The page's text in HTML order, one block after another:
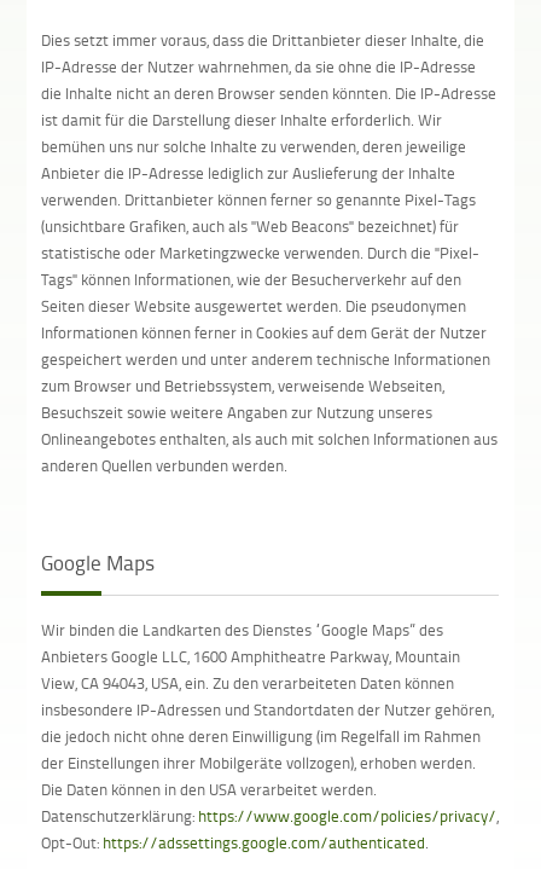
Dies setzt immer voraus, dass die Drittanbieter dieser Inhalte, die
IP-Adresse der Nutzer wahrnehmen, da sie ohne die IP-Adresse
die Inhalte nicht an deren Browser senden könnten. Die IP-Adresse
ist damit für die Darstellung dieser Inhalte erforderlich. Wir
bemühen uns nur solche Inhalte zu verwenden, deren jeweilige
Anbieter die IP-Adresse lediglich zur Auslieferung der Inhalte
verwenden. Drittanbieter können ferner so genannte Pixel-Tags
(unsichtbare Grafiken, auch als "Web Beacons" bezeichnet) für
statistische oder Marketingzwecke verwenden. Durch die "Pixel-
Tags" können Informationen, wie der Besucherverkehr auf den
Seiten dieser Website ausgewertet werden. Die pseudonymen
Informationen können ferner in Cookies auf dem Gerät der Nutzer
gespeichert werden und unter anderem technische Informationen
zum Browser und Betriebssystem, verweisende Webseiten,
Besuchszeit sowie weitere Angaben zur Nutzung unseres
Onlineangebotes enthalten, als auch mit solchen Informationen aus
anderen Quellen verbunden werden.
Google Maps
Wir binden die Landkarten des Dienstes “Google Maps” des
Anbieters Google LLC, 1600 Amphitheatre Parkway, Mountain
View, CA 94043, USA, ein. Zu den verarbeiteten Daten können
insbesondere IP-Adressen und Standortdaten der Nutzer gehören,
die jedoch nicht ohne deren Einwilligung (im Regelfall im Rahmen
der Einstellungen ihrer Mobilgeräte vollzogen), erhoben werden.
Die Daten können in den USA verarbeitet werden.
Datenschutzerklärung: https://www.google.com/policies/privacy/,
Opt-Out: https://adssettings.google.com/authenticated.